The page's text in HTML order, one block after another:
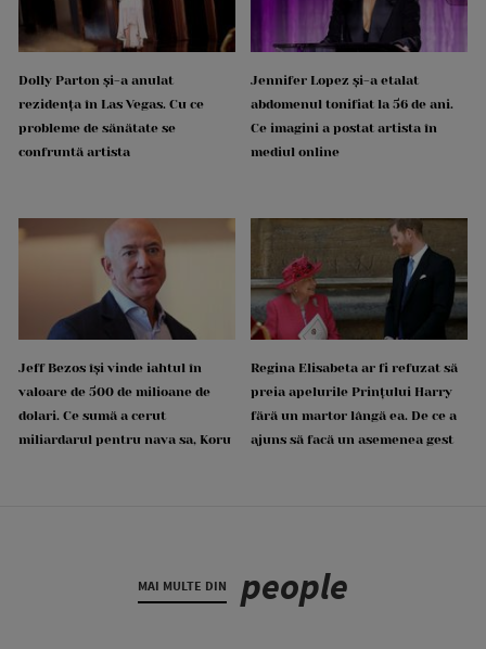
Dolly Parton și-a anulat
rezidența în Las Vegas. Cu ce
probleme de sănătate se
confruntă artista
Jennifer Lopez și-a etalat
abdomenul tonifiat la 56 de ani.
Ce imagini a postat artista în
mediul online
Jeff Bezos își vinde iahtul în
valoare de 500 de milioane de
dolari. Ce sumă a cerut
miliardarul pentru nava sa, Koru
Regina Elisabeta ar fi refuzat să
preia apelurile Prințului Harry
fără un martor lângă ea. De ce a
ajuns să facă un asemenea gest
MAI MULTE DIN people